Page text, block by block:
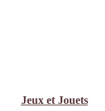
Jeux et Jouets